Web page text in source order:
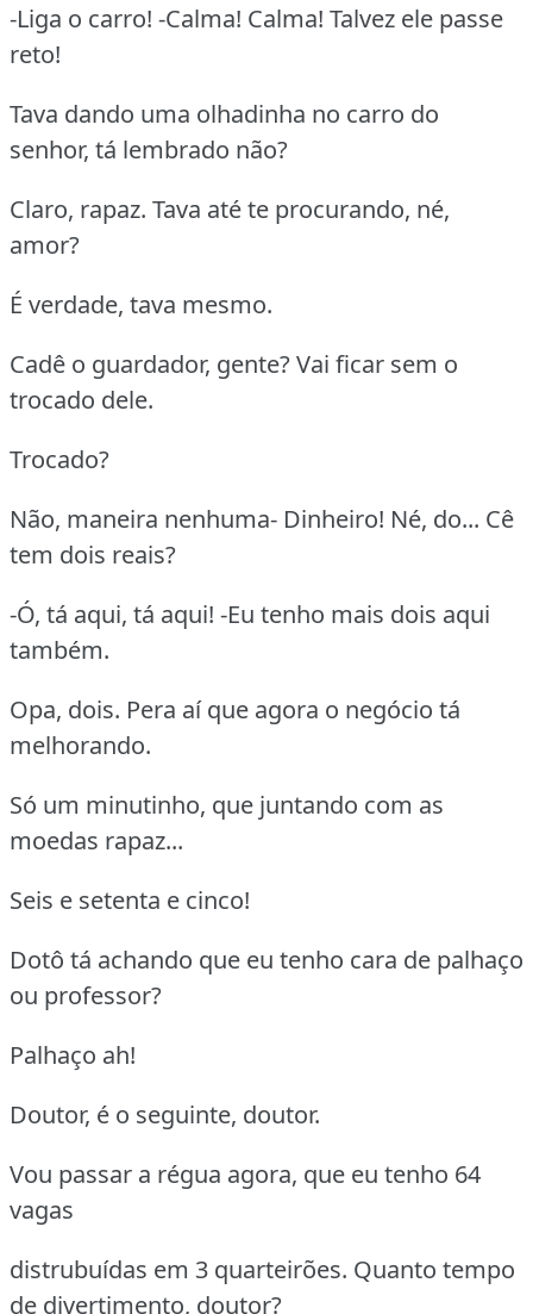
-Liga o carro! -Calma! Calma! Talvez ele passe
reto!
Tava dando uma olhadinha no carro do
senhor, tá lembrado não?
Claro, rapaz. Tava até te procurando, né,
amor?
É verdade, tava mesmo.
Cadê o guardador, gente? Vai ficar sem o
trocado dele.
Trocado?
Não, maneira nenhuma- Dinheiro! Né, do... Cê
tem dois reais?
-Ó, tá aqui, tá aqui! -Eu tenho mais dois aqui
também.
Opa, dois. Pera aí que agora o negócio tá
melhorando.
Só um minutinho, que juntando com as
moedas rapaz...
Seis e setenta e cinco!
Dotô tá achando que eu tenho cara de palhaço
ou professor?
Palhaço ah!
Doutor, é o seguinte, doutor.
Vou passar a régua agora, que eu tenho 64
vagas
distrubuídas em 3 quarteirões. Quanto tempo
de divertimento, doutor?